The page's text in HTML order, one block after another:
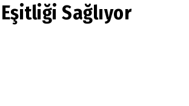
Sağlıyor